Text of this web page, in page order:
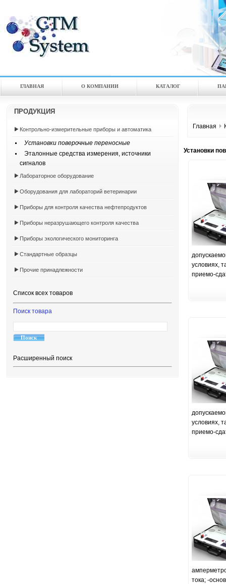
ГЛАВНАЯ О КОМПАНИИ КАТАЛOГ
ПРОДУКЦИЯ
Контрольно-измерительные приборы и автоматика
Установки поверочные переносные
Эталонные средства измерения, источники
сигналов
Лабораторное оборудование
Оборудования для лабораторий ветеринарии
Приборы для контроля качества нефтепродуктов
Приборы неразрушающего контроля качества
Приборы экологического мониторинга
Стандартные образцы
Прочие принадлежности
Список всех товаров
Поиск товара
Расширенный поиск
Главная
Установки
условиях,
приемо-
условиях,
приемо-
тока; -